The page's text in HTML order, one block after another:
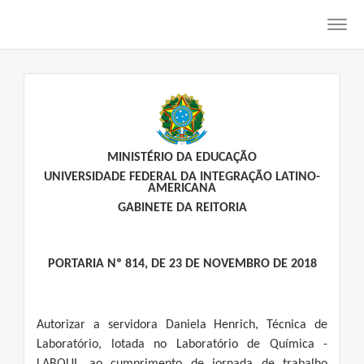
MINISTÉRIO DA EDUCAÇÃO
UNIVERSIDADE FEDERAL DA INTEGRAÇÃO LATINO-
AMERICANA
GABINETE DA REITORIA
PORTARIA Nº 814, DE 23 DE NOVEMBRO DE 2018
Autorizar a servidora Daniela Henrich, Técnica de
Laboratório, lotada no Laboratório de Química -